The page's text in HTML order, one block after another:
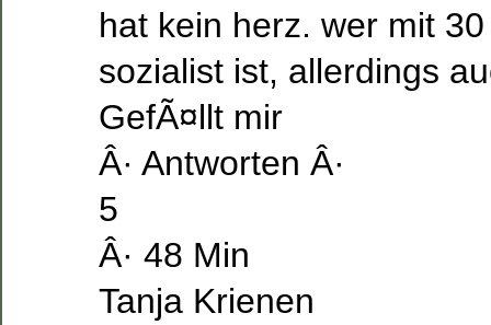
hat kein herz. wer mit
sozialist ist, allerdings
GefÃ¤llt mir
Â· Antworten Â·
5
Â· 48 Min
Tanja Krienen